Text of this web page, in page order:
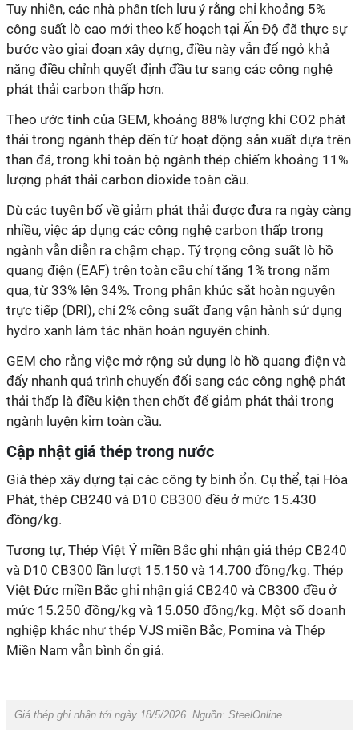
Tuy nhiên, các nhà phân tích lưu ý rằng chỉ khoảng 5%
công suất lò cao mới theo kế hoạch tại Ấn Độ đã thực sự
bước vào giai đoạn xây dựng, điều này vẫn để ngỏ khả
năng điều chỉnh quyết định đầu tư sang các công nghệ
phát thải carbon thấp hơn.
Theo ước tính của GEM, khoảng 88% lượng khí CO2 phát
thải trong ngành thép đến từ hoạt động sản xuất dựa trên
than đá, trong khi toàn bộ ngành thép chiếm khoảng 11%
lượng phát thải carbon dioxide toàn cầu.
Dù các tuyên bố về giảm phát thải được đưa ra ngày càng
nhiều, việc áp dụng các công nghệ carbon thấp trong
ngành vẫn diễn ra chậm chạp. Tỷ trọng công suất lò hồ
quang điện (EAF) trên toàn cầu chỉ tăng 1% trong năm
qua, từ 33% lên 34%. Trong phân khúc sắt hoàn nguyên
trực tiếp (DRI), chỉ 2% công suất đang vận hành sử dụng
hydro xanh làm tác nhân hoàn nguyên chính.
GEM cho rằng việc mở rộng sử dụng lò hồ quang điện và
đẩy nhanh quá trình chuyển đổi sang các công nghệ phát
thải thấp là điều kiện then chốt để giảm phát thải trong
ngành luyện kim toàn cầu.
Cập nhật giá thép trong nước
Giá thép xây dựng tại các công ty bình ổn. Cụ thể, tại Hòa
Phát, thép CB240 và D10 CB300 đều ở mức 15.430
đồng/kg.
Tương tự, Thép Việt Ý miền Bắc ghi nhận giá thép CB240
và D10 CB300 lần lượt 15.150 và 14.700 đồng/kg. Thép
Việt Đức miền Bắc ghi nhận giá CB240 và CB300 đều ở
mức 15.250 đồng/kg và 15.050 đồng/kg. Một số doanh
nghiệp khác như thép VJS miền Bắc, Pomina và Thép
Miền Nam vẫn bình ổn giá.
Giá thép ghi nhận tới ngày 18/5/2026. Nguồn: SteelOnline